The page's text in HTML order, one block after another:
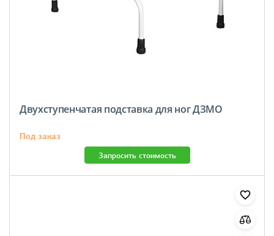
Двухступенчатая подставка для ног ДЗМО
Под заказ
Запросить стоимость